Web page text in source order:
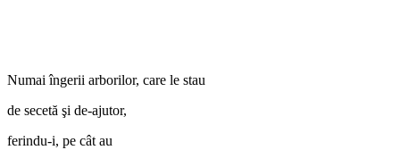
Numai îngerii arborilor, care le stau
de secetă şi de-ajutor,
ferindu-i, pe cât au